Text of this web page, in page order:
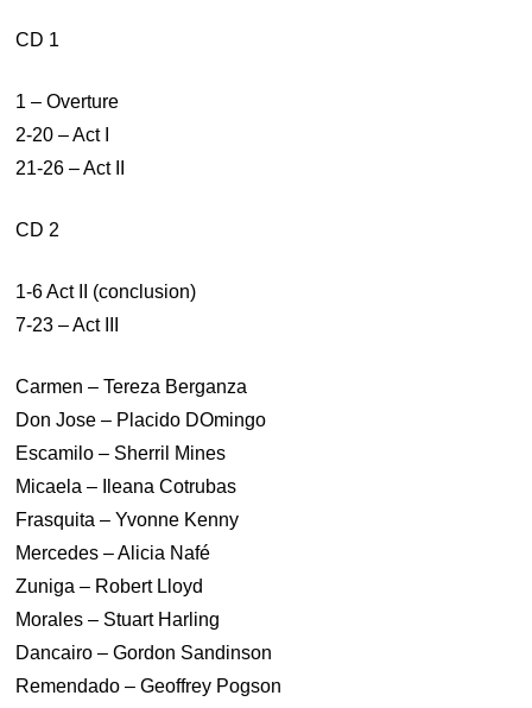
CD 1
1 – Overture
2-20 – Act I
21-26 – Act II
CD 2
1-6 Act II (conclusion)
7-23 – Act III
Carmen – Tereza Berganza
Don Jose – Placido DOmingo
Escamilo – Sherril Mines
Micaela – Ileana Cotrubas
Frasquita – Yvonne Kenny
Mercedes – Alicia Nafé
Zuniga – Robert Lloyd
Morales – Stuart Harling
Dancairo – Gordon Sandinson
Remendado – Geoffrey Pogson